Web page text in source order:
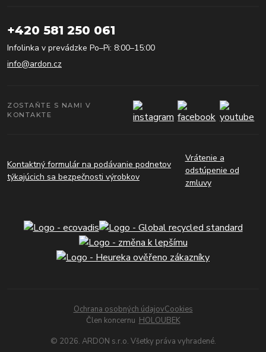
+420 581 250 061
Infolinka v prevádzke Po–Pi: 8:00–15:00
info@ardon.cz
ZOSTAŇTE S NAMI V
KONTAKTE
Kontaktný formulár na podávanie podnetov
týkajúcich sa bezpečnosti výrobkov
Vrátenie a
odstúpenie od
zmluvy
Ochrana osobných údajovCookies
Člen koncernu HOLOUBEK
© 2026. ARDON s.r.o. Všetky práva vyhradené.